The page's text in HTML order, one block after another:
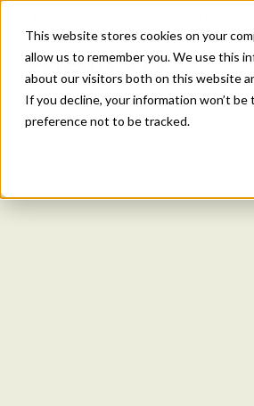
This website stores cookies on your
allow us to remember you. We use this
about our visitors both on this website
If you decline, your information won’t
preference not to be tracked.